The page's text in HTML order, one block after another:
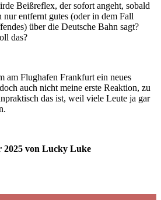
Beißreflex, der sofort angeht, sobald
entfernt gutes (oder in dem Fall
über die Deutsche Bahn sagt?
das?
am Flughafen Frankfurt ein neues
auch nicht meine erste Reaktion, zu
das ist, weil viele Leute ja gar
2025 von Lucky Luke